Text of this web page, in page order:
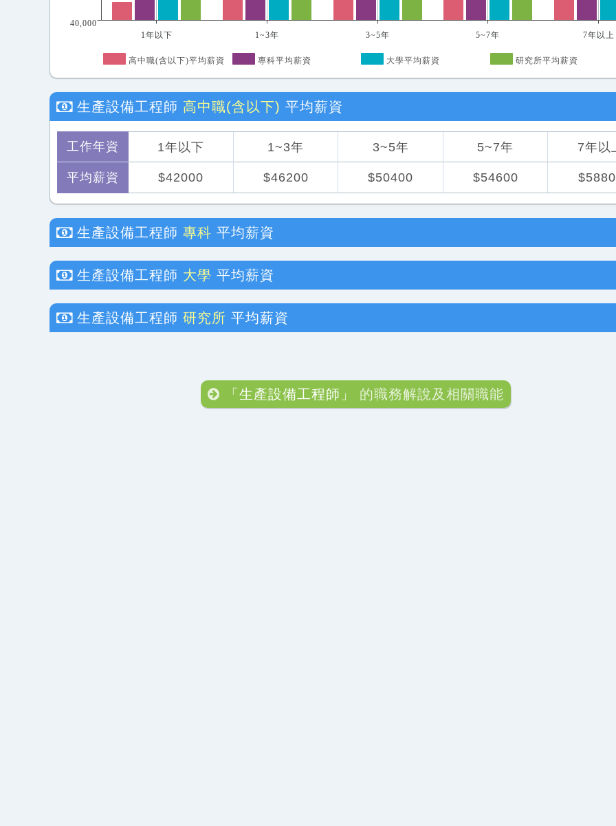
1年以下 1~3年 3~5年 5~7年 7年以上
40,000
高中職(含以下)平均薪資 專科平均薪資 大學平均薪資 研究所平均薪資
生產設備工程師 高中職(含以下) 平均薪資
工作年資
平均薪資
1年以下 1~3年 3~5年 5~7年 7年以
$42000 $46200 $50400 $54600
生產設備工程師 專科 平均薪資
生產設備工程師 大學 平均薪資
生產設備工程師 研究所 平均薪資
「生產設備工程師」 的職務解說及相關職能